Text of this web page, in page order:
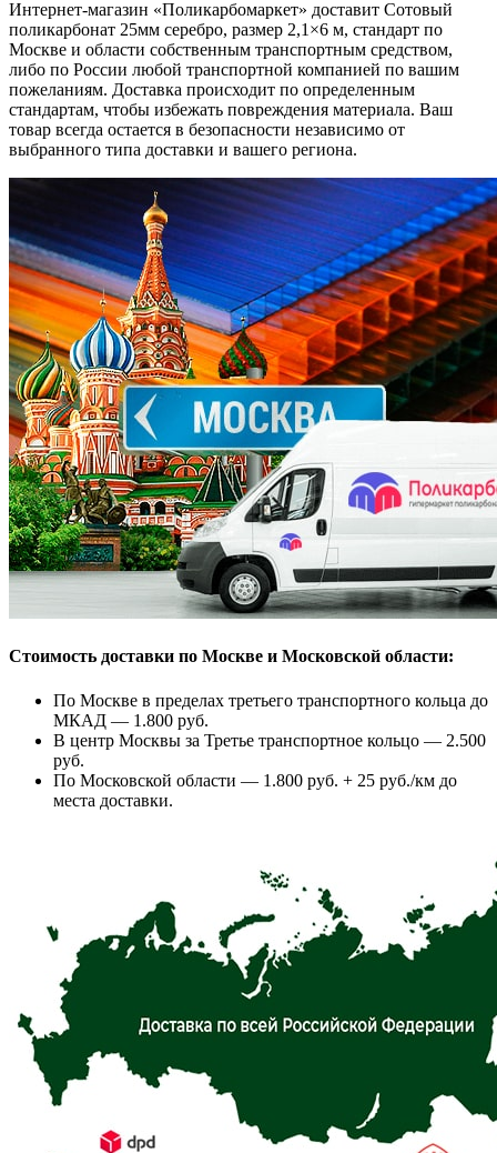
Интернет-магазин «Поликарбомаркет» доставит Сотовый
поликарбонат 25мм серебро, размер 2,1×6 м, стандарт по
Москве и области собственным транспортным средством,
либо по России любой транспортной компанией по вашим
пожеланиям. Доставка происходит по определенным
стандартам, чтобы избежать повреждения материала. Ваш
товар всегда остается в безопасности независимо от
выбранного типа доставки и вашего региона.
Стоимость доставки по Москве и Московской области:
По Москве в пределах третьего транспортного кольца до
МКАД — 1.800 руб.
В центр Москвы за Третье транспортное кольцо — 2.500
руб.
По Московской области — 1.800 руб. + 25 руб./км до
места доставки.